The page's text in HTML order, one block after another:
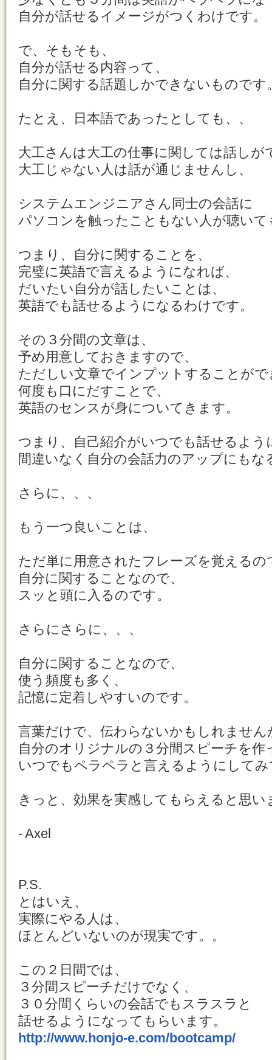
自分が話せるイメージがつくわけです。
で、そもそも、
自分が話せる内容って、
自分に関する話題しかできないものです
たとえ、日本語であったとしても、、
大工さんは大工の仕事に関しては話しが
大工じゃない人は話が通じませんし、
システムエンジニアさん同士の会話に
パソコンを触ったこともない人が聴い
つまり、自分に関することを、
完璧に英語で言えるようになれば、
だいたい自分が話したいことは、
英語でも話せるようになるわけです。
その３分間の文章は、
予め用意しておきますので、
ただしい文章でインプットすることが
何度も口にだすことで、
英語のセンスが身についてきます。
つまり、自己紹介がいつでも話せるよう
間違いなく自分の会話力のアップにもな
さらに、、、
もう一つ良いことは、
ただ単に用意されたフレーズを覚えるの
自分に関することなので、
スッと頭に入るのです。
さらにさらに、、、
自分に関することなので、
使う頻度も多く、
記憶に定着しやすいのです。
言葉だけで、伝わらないかもしれません
自分のオリジナルの３分間スピーチを作
いつでもペラペラと言えるようにして
きっと、効果を実感してもらえると思い
- Axel
P.S.
とはいえ、
実際にやる人は、
ほとんどいないのが現実です。。
この２日間では、
３分間スピーチだけでなく、
３０分間くらいの会話でもスラスラと
話せるようになってもらいます。
http://www.honjo-e.com/bootcamp/